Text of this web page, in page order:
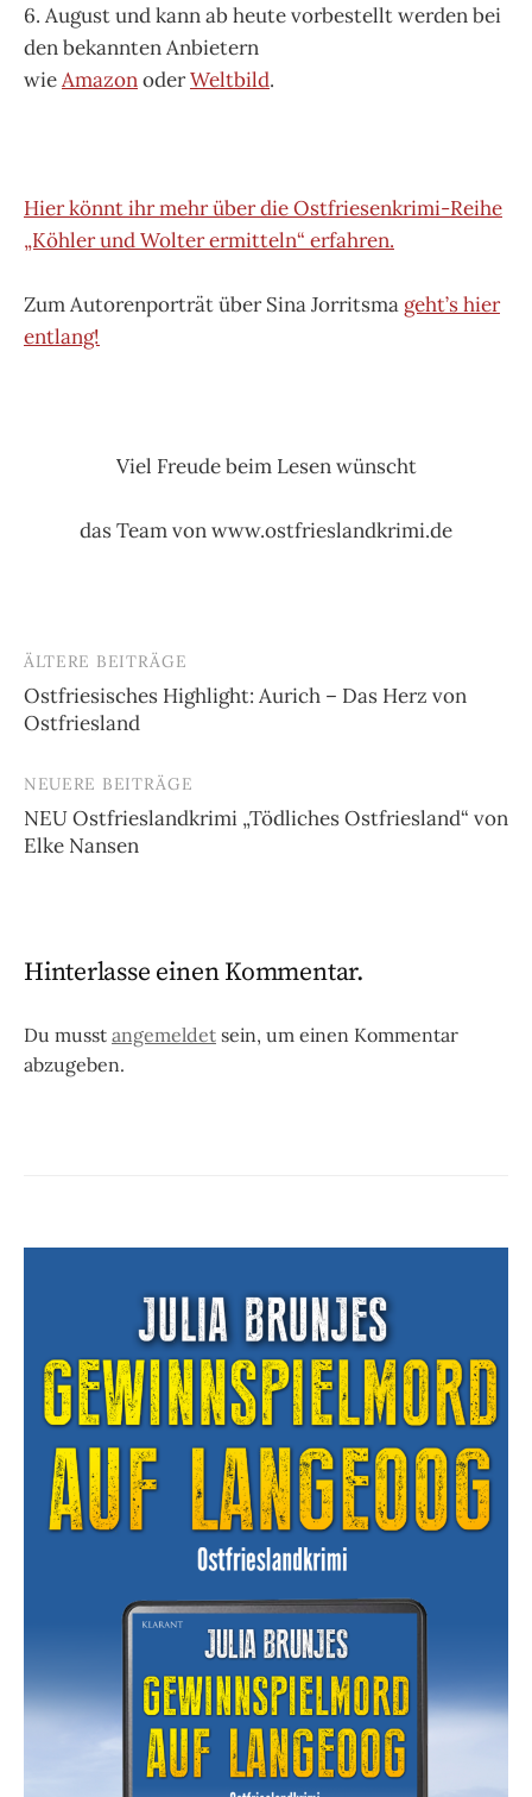
6. August und kann ab heute vorbestellt werden bei
den bekannten Anbietern
wieAmazonoderWeltbild.
Hier könnt ihr mehr über die Ostfriesenkrimi-Reihe
„Köhler und Wolter ermitteln“ erfahren.
Zum Autorenporträt über Sina Jorritsma geht’s hier
entlang!
Viel Freude beim Lesen wünscht
das Team von www.ostfrieslandkrimi.de
Beitragsnavigation
ÄLTERE BEITRÄGE
Ostfriesisches Highlight: Aurich – Das Herz von
Ostfriesland
NEUERE BEITRÄGE
NEU Ostfrieslandkrimi „Tödliches Ostfriesland“ von
Elke Nansen
Hinterlasse einen Kommentar.
Du musst angemeldet sein, um einen Kommentar
abzugeben.